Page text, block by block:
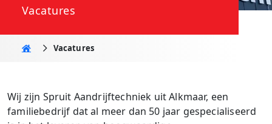
Vacatures
Home Vacatures
Wij zijn Spruit Aandrijftechniek uit Alkmaar, een
familiebedrijf dat al meer dan 50 jaar gespecialiseerd